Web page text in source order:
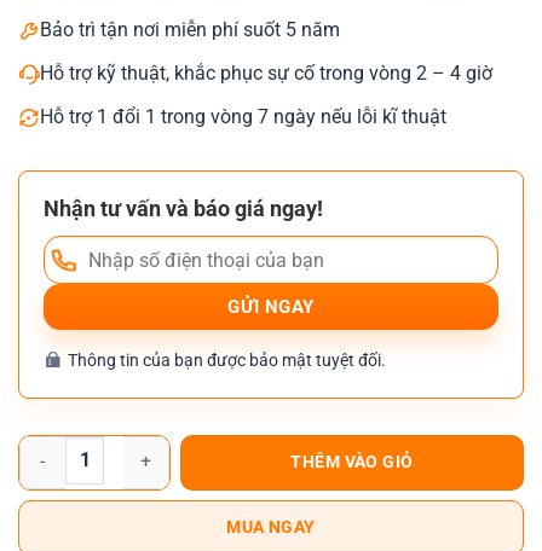
Bảo trì tận nơi miễn phí suốt 5 năm
Hỗ trợ kỹ thuật, khắc phục sự cố trong vòng 2 – 4 giờ
Hỗ trợ 1 đổi 1 trong vòng 7 ngày nếu lỗi kĩ thuật
Nhận tư vấn và báo giá ngay!
Thông tin của bạn được bảo mật tuyệt đối.
Máy Photocopy Ricoh MP C6503 số lượng
THÊM VÀO GIỎ
MUA NGAY